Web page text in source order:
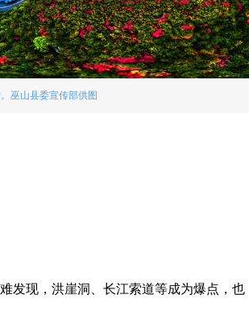
巫山县委宣传部供图
发现，洪崖洞、长江索道等成为爆点，也